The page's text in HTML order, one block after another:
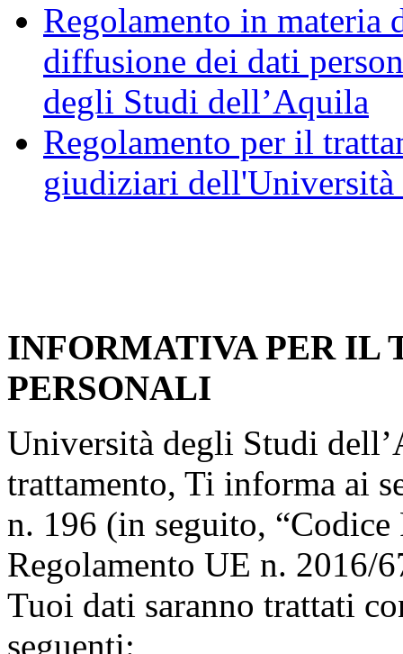
Regolamento in materia
diffusione dei dati
degli Studi dell’Aquila
Regolamento per il
giudiziari
INFORMATIVA PER IL
PERSONALI
Università degli Studi
trattamento, Ti informa ai
n. 196 (in seguito, “Codice
Regolamento UE n. 2016/
Tuoi dati saranno trattati
seguenti: